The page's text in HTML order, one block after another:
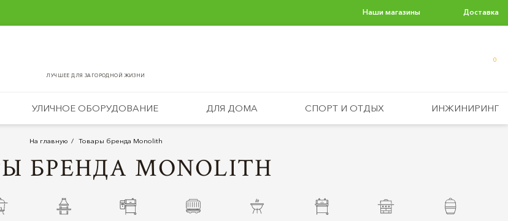
Наши магазины Доставка
ЛУЧШЕЕ ДЛЯ ЗАГОРОДНОЙ ЖИЗНИ
0
УЛИЧНОЕ ОБОРУДОВАНИЕ ДЛЯ ДОМА СПОРТ И ОТДЫХ ИНЖИНИРИНГ
На главную Товары бренда Monolith
БРЕНДА MONOLITH